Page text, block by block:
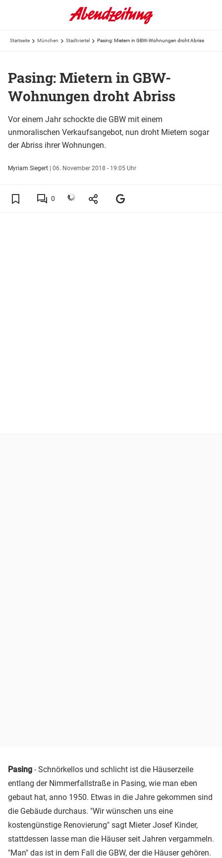
Startseite München Stadtviertel Pasing: Mietern in GBW-Wohnungen droht Abriss
Pasing: Mietern in GBW-
Wohnungen droht Abriss
Vor einem Jahr schockte die GBW mit einem
unmoralischen Verkaufsangebot, nun droht Mietern sogar
der Abriss ihrer Wohnungen.
Myriam Siegert | 06. November 2018 - 19:05 Uhr
0
Pasing - Schnörkellos und schlicht ist die Häuserzeile
entlang der Nimmerfallstraße in Pasing, wie man eben
gebaut hat, anno 1950. Etwas in die Jahre gekommen sind
die Gebäude durchaus. "Wir wünschen uns eine
kostengünstige Renovierung" sagt Mieter Josef Kinder,
stattdessen lasse man die Häuser seit Jahren vergammeln.
"Man" das ist in dem Fall die GBW, der die Häuser gehören.